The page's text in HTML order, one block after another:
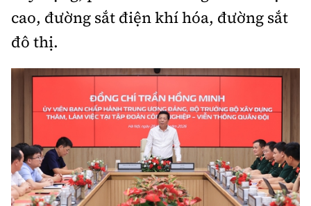
cao, đường sắt điện khí hóa, đường sắt
đô thị.